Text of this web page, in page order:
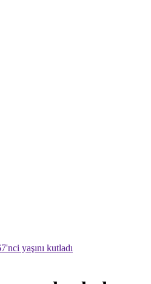
yaşını kutladı